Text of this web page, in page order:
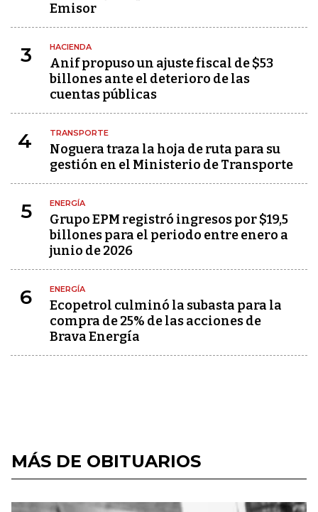
Emisor
3 HACIENDA
Anif propuso un ajuste fiscal de $53
billones ante el deterioro de las
cuentas públicas
4 TRANSPORTE
Noguera traza la hoja de ruta para su
gestión en el Ministerio de Transporte
5 ENERGÍA
Grupo EPM registró ingresos por $19,5
billones para el periodo entre enero a
junio de 2026
6 ENERGÍA
Ecopetrol culminó la subasta para la
compra de 25% de las acciones de
Brava Energía
MÁS DE OBITUARIOS